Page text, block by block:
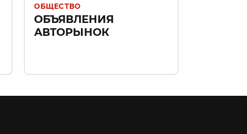
ОБЩЕСТВО
ОБЪЯВЛЕНИЯ
АВТОРЫНОК